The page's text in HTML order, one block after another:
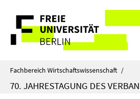
direkt
Inhalt
Service-
Navigation
Fachbereich Wirtschaftswissenschaft /
70. JAHRESTAGUNG DES